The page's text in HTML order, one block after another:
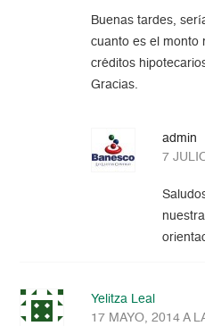
Buenas tardes,
cuanto es el monto
créditos
Gracias.
admin
7
Yelitza Leal
17 MAYO, 2014 A